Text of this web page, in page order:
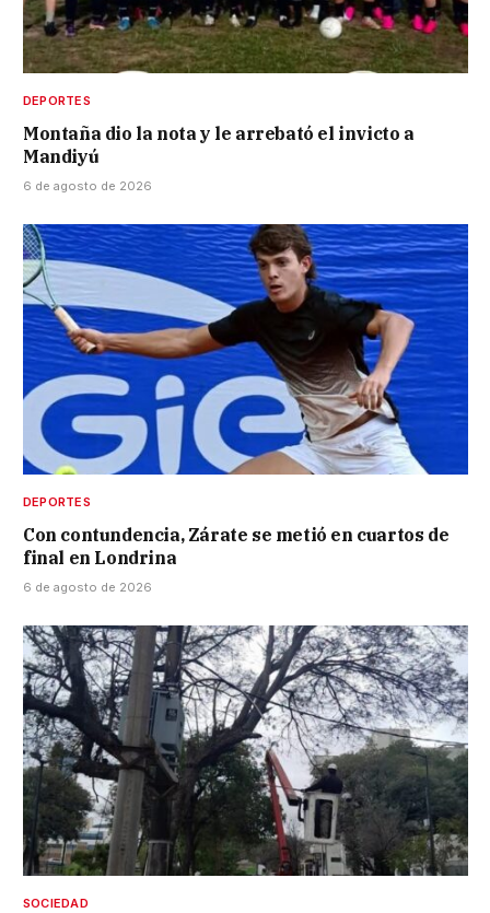
DEPORTES
Montaña dio la nota y le arrebató el invicto a
Mandiyú
6 de agosto de 2026
DEPORTES
Con contundencia, Zárate se metió en cuartos de
final en Londrina
6 de agosto de 2026
SOCIEDAD